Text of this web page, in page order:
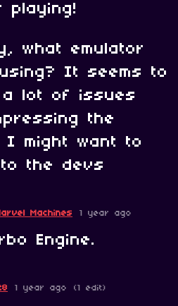
playing!
what emulator
It seems to
a lot of issues
the
I might want to
the devs
Machines 1 year ago
Engine.
1 year ago (1 edit)